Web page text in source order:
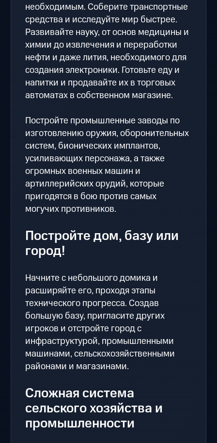
необходимым. Соберите транспортные
средства и исследуйте мир быстрее.
Развивайте науку, от основ медицины и
химии до извлечения и переработки
нефти и даже лития, необходимого для
создания электроники. Готовьте еду и
напитки и продавайте их в торговых
автоматах в собственном магазине.
Постройте промышленные заводы по
изготовлению оружия, оборонительных
систем, бионических имплантов,
усиливающих персонажа, а также
огромных военных машин и
артиллерийских орудий, которые
пригодятся в бою против самых
могучих противников.
Постройте дом, базу или
город!
Начните с небольшого домика и
расширяйте его, проходя этапы
технического прогресса. Создав
большую базу, пригласите других
игроков и отстройте город с
инфраструктурой, промышленными
машинами, сельскохозяйственными
районами и магазинами.
Сложная система
сельского хозяйства и
промышленности